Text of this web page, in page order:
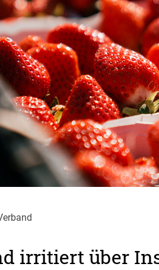
irritiert über